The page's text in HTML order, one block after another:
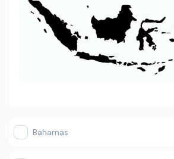
Bahamas